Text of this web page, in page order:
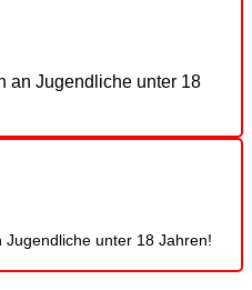
an Jugendliche unter 18
Jugendliche unter 18 Jahren!